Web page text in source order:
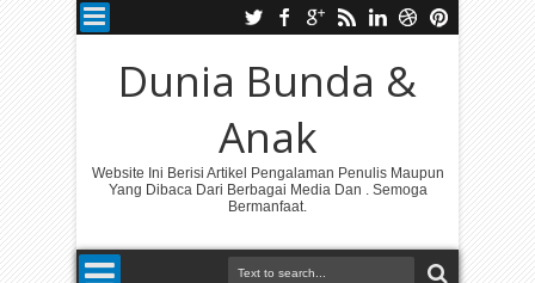
Dunia Bunda &
Anak
Website Ini Berisi Artikel Pengalaman Penulis Maupun
Yang Dibaca Dari Berbagai Media Dan . Semoga
Bermanfaat.